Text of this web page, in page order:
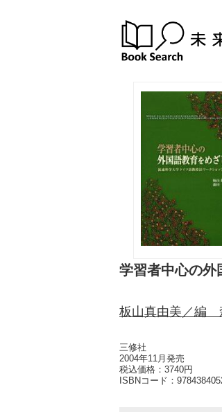
学習者中心の
板山真由美／編
三修社
2004年11月発売
税込価格：3740円
ISBNコード：